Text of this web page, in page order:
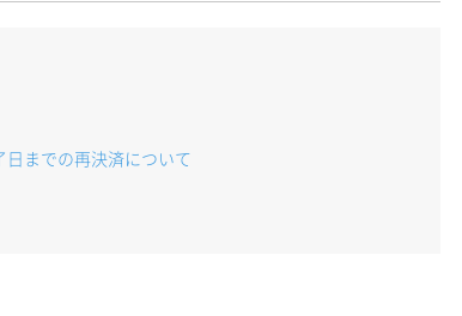
までの再決済について